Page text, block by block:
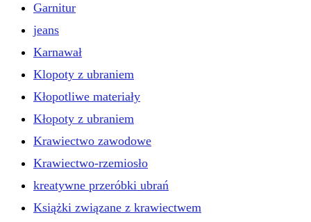
Garnitur
jeans
Karnawał
Klopoty z ubraniem
Kłopotliwe materiały
Kłopoty z ubraniem
Krawiectwo zawodowe
Krawiectwo-rzemiosło
kreatywne przeróbki ubrań
Książki związane z krawiectwem